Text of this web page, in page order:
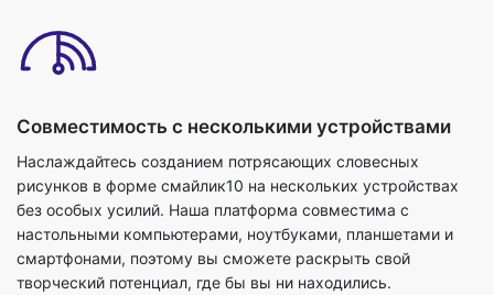
Совместимость с несколькими устройствами
Наслаждайтесь созданием потрясающих словесных
рисунков в форме смайлик10 на нескольких устройствах
без особых усилий. Наша платформа совместима с
настольными компьютерами, ноутбуками, планшетами и
смартфонами, поэтому вы сможете раскрыть свой
творческий потенциал, где бы вы ни находились.